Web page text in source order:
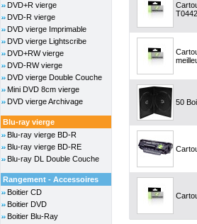
DVD+R vierge
DVD-R vierge
DVD vierge Imprimable
DVD vierge Lightscribe
DVD+RW vierge
DVD-RW vierge
DVD vierge Double Couche
Mini DVD 8cm vierge
DVD vierge Archivage
Blu-ray vierge
Blu-ray vierge BD-R
Blu-ray vierge BD-RE
Blu-ray DL Double Couche
Rangement - Accessoires
Boitier CD
Boitier DVD
Boitier Blu-Ray
50